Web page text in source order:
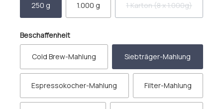
250 g 1.000 g 1 Karton (8 x 1.000g)
(Diese Option ist
Beschaffenheitauswählen
Cold Brew-Mahlung Siebträger-Mahlung
Espressokocher-Mahlung Filter-Mahlung